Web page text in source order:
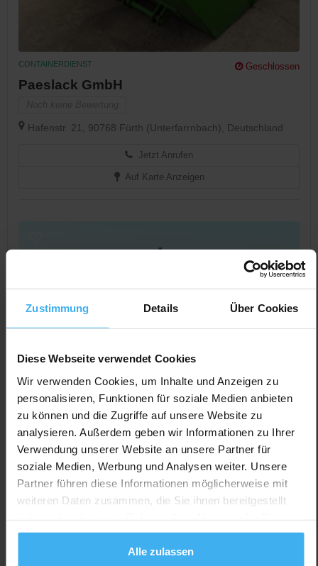
Zustimmung Details Über Cookies
Diese Webseite verwendet Cookies
Wir verwenden Cookies, um Inhalte und Anzeigen zu
personalisieren, Funktionen für soziale Medien anbieten
zu können und die Zugriffe auf unsere Website zu
analysieren. Außerdem geben wir Informationen zu Ihrer
Verwendung unserer Website an unsere Partner für
soziale Medien, Werbung und Analysen weiter. Unsere
Partner führen diese Informationen möglicherweise mit
weiteren Daten zusammen, die Sie ihnen bereitgestellt
gesammelt haben.
Alle zulassen
CONTAINERDIENST Geschlossen
Paeslack GmbH
Hafenstr. 21, 90768 Fürth (Unterfarrnbach), Deutschland
Jetzt Anrufen
Auf Karte Anzeigen
Containerdienst Zahner